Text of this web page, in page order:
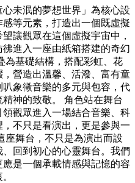
未泯的夢想世界」為核心設
等元素，打造出一個既虛擬
讓觀眾在這個虛擬宇宙中，
進入一座由紙箱搭建的奇幻
為基礎結構，搭配彩虹、花
營造出溫馨、活潑、富有童
象徵音樂的多元與包容，代
神的致敬。 角色站在舞台
觀眾進入一場結合音樂、科
不只是看演出，更是參與一
座舞台，不只是為演出而設
回到初心的心靈舞台。我們
是一個承載情感與記憶的容